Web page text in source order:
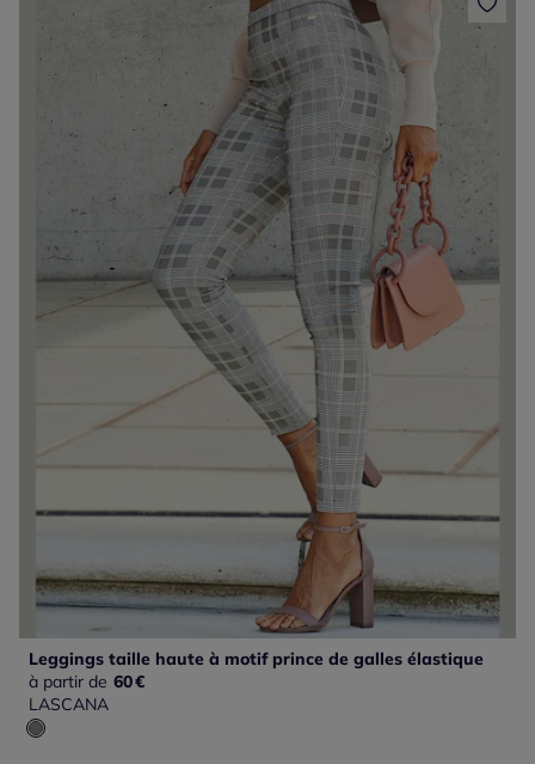
Leggings taille haute à motif prince de galles élastique
à partir de 60€
LASCANA